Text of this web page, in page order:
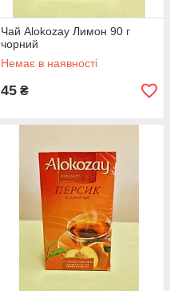
Чай Alokozay Лимон 90 г
чорний
Немає в наявності
45 ₴